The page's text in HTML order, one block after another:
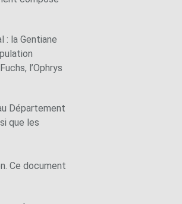
: la Gentiane
l’Ophrys
Département
que les
Ce document